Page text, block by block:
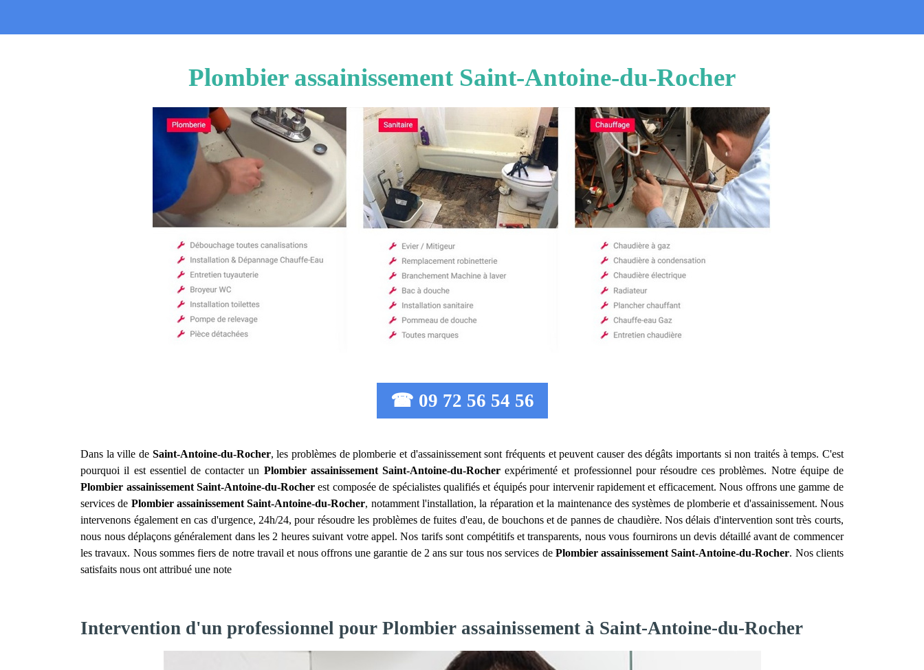
Plombier assainissement Saint-Antoine-du-Rocher
☎ 09 72 56 54 56
Dans la ville de Saint-Antoine-du-Rocher, les problèmes de plomberie et d'assainissement sont fréquents et peuvent causer des dégâts importants si non traités à temps. C'est
pourquoi il est essentiel de contacter un Plombier assainissement Saint-Antoine-du-Rocherexpérimenté et professionnel pour résoudre ces problèmes. Notre équipe de
Plombier assainissement Saint-Antoine-du-Rocherest composée de spécialistes qualifiés et équipés pour intervenir rapidement et efficacement. Nous offrons une gamme de
services de Plombier assainissement Saint-Antoine-du-Rocher, notamment l'installation, la réparation et la maintenance des systèmes de plomberie et d'assainissement. Nous
intervenons également en cas d'urgence, 24h/24, pour résoudre les problèmes de fuites d'eau, de bouchons et de pannes de chaudière. Nos délais d'intervention sont très courts,
nous nous déplaçons généralement dans les 2 heures suivant votre appel. Nos tarifs sont compétitifs et transparents, nous vous fournirons un devis détaillé avant de commencer
les travaux. Nous sommes fiers de notre travail et nous offrons une garantie de 2 ans sur tous nos services de Plombier assainissement Saint-Antoine-du-Rocher. Nos clients
satisfaits nous ont attribué une note
Intervention d'un professionnel pour Plombier assainissement à Saint-Antoine-du-Rocher